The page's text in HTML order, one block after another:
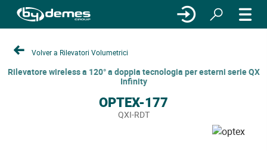
Volver a Rilevatori Volumetrici
Rilevatore wireless a 120° a doppia tecnologia per esterni serie QX
Infinity
OPTEX-177
QXI-RDT